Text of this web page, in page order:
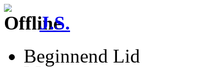
J.S.
Beginnend Lid